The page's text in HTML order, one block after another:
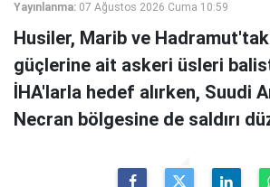
Yayınlanma: 07 Ağustos 2026 Cuma 10:59
Husiler, Marib ve
güçlerine ait askeri üsleri
İHA'larla hedef alırken, Suudi
Necran bölgesine de saldırı